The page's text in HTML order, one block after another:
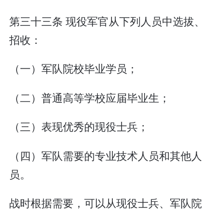
第三十三条 现役军官从下列人员中选拔、
招收：
（一）军队院校毕业学员；
（二）普通高等学校应届毕业生；
（三）表现优秀的现役士兵；
（四）军队需要的专业技术人员和其他人
员。
战时根据需要，可以从现役士兵、军队院